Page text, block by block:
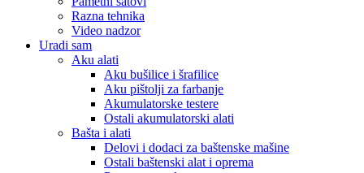
Razna tehnika
Video nadzor
Uradi sam
Aku alati
Aku bušilice i šrafilice
Aku pištolji za farbanje
Akumulatorske testere
Ostali akumulatorski alati
Bašta i alati
Delovi i dodaci za baštenske mašine
Ostali baštenski alat i oprema